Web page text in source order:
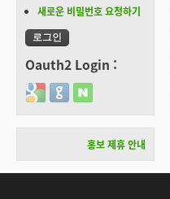
새로운 비밀번호 요청하기
Oauth2 Login :
Login with Google
Login with GitHub
Login with Naver
홍보 제휴 안내